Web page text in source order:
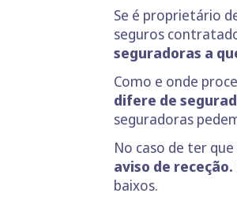
Se é proprietário
seguros
seguradoras a
Como e onde
difere de
seguradoras
No caso de ter
aviso de receção.
baixos.